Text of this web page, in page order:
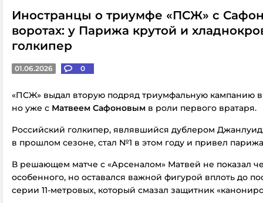
Иностранцы о триумфе «ПСЖ» с
воротах: у Парижа крутой и
голкипер
01.06.2026 0
«ПСЖ» выдал вторую подряд триумфальную кампанию
но уже с Матвеем Сафоновым в роли первого вратаря.
Российский голкипер, являвшийся дублером
в прошлом сезоне, стал №1 в этом году и привел
В решающем матче с «Арсеналом» Матвей не показал
особенного, но оставался важной фигурой вплоть до
серии 11-метровых, который смазал защитник